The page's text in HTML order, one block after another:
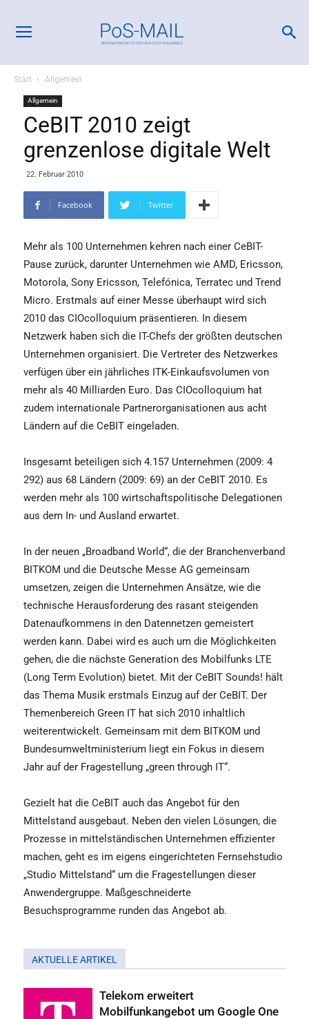
Start Allgemein
Allgemein
CeBIT 2010 zeigt
grenzenlose digitale Welt
22. Februar 2010
Facebook Twitter
Mehr als 100 Unternehmen kehren nach einer CeBIT-
Pause zurück, darunter Unternehmen wie AMD, Ericsson,
Motorola, Sony Ericsson, Telefónica, Terratec und Trend
Micro. Erstmals auf einer Messe überhaupt wird sich
2010 das CIOcolloquium präsentieren. In diesem
Netzwerk haben sich die IT-Chefs der größten deutschen
Unternehmen organisiert. Die Vertreter des Netzwerkes
verfügen über ein jährliches ITK-Einkaufsvolumen von
mehr als 40 Milliarden Euro. Das CIOcolloquium hat
zudem internationale Partnerorganisationen aus acht
Ländern auf die CeBIT eingeladen.
Insgesamt beteiligen sich 4.157 Unternehmen (2009: 4
292) aus 68 Ländern (2009: 69) an der CeBIT 2010. Es
werden mehr als 100 wirtschaftspolitische Delegationen
aus dem In- und Ausland erwartet.
In der neuen „Broadband World“, die der Branchenverband
BITKOM und die Deutsche Messe AG gemeinsam
umsetzen, zeigen die Unternehmen Ansätze, wie die
technische Herausforderung des rasant steigenden
Datenaufkommens in den Datennetzen gemeistert
werden kann. Dabei wird es auch um die Möglichkeiten
gehen, die die nächste Generation des Mobilfunks LTE
(Long Term Evolution) bietet. Mit der CeBIT Sounds! hält
das Thema Musik erstmals Einzug auf der CeBIT. Der
Themenbereich Green IT hat sich 2010 inhaltlich
weiterentwickelt. Gemeinsam mit dem BITKOM und
Bundesumweltministerium liegt ein Fokus in diesem
Jahr auf der Fragestellung „green through IT“.
Gezielt hat die CeBIT auch das Angebot für den
Mittelstand ausgebaut. Neben den vielen Lösungen, die
Prozesse in mittelständischen Unternehmen effizienter
machen, geht es im eigens eingerichteten Fernsehstudio
„Studio Mittelstand“ um die Fragestellungen dieser
Anwendergruppe. Maßgeschneiderte
Besuchsprogramme runden das Angebot ab.
AKTUELLE ARTIKEL
Telekom erweitert
Mobilfunkangebot um Google One